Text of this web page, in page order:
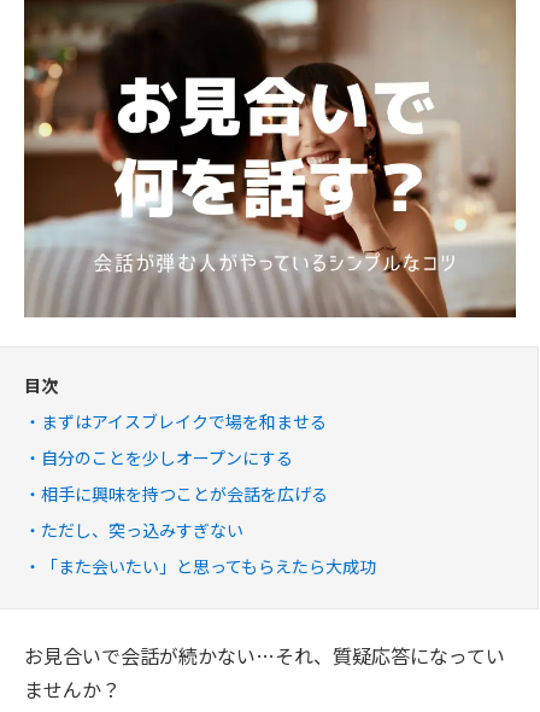
目次
まずはアイスブレイクで場を和ませる
自分のことを少しオープンにする
相手に興味を持つことが会話を広げる
ただし、突っ込みすぎない
「また会いたい」と思ってもらえたら大成功
お見合いで会話が続かない…それ、質疑応答になってい
ませんか？